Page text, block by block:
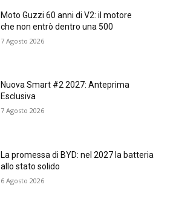
Moto Guzzi 60 anni di V2: il motore
che non entrò dentro una 500
7 Agosto 2026
Nuova Smart #2 2027: Anteprima
Esclusiva
7 Agosto 2026
La promessa di BYD: nel 2027 la batteria
allo stato solido
6 Agosto 2026